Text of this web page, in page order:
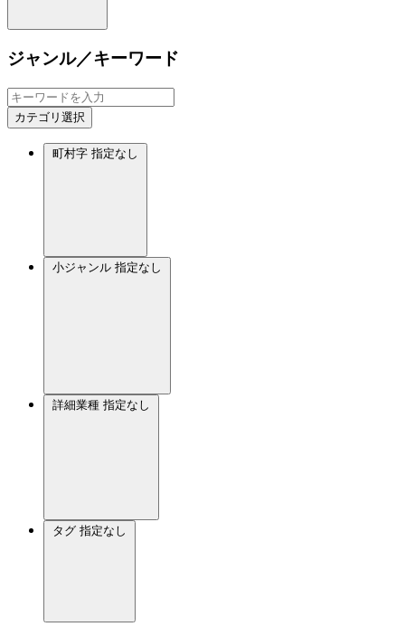
ジャンル／キーワード
カテゴリ選択
町村字 指定なし
小ジャンル 指定なし
詳細業種 指定なし
タグ 指定なし